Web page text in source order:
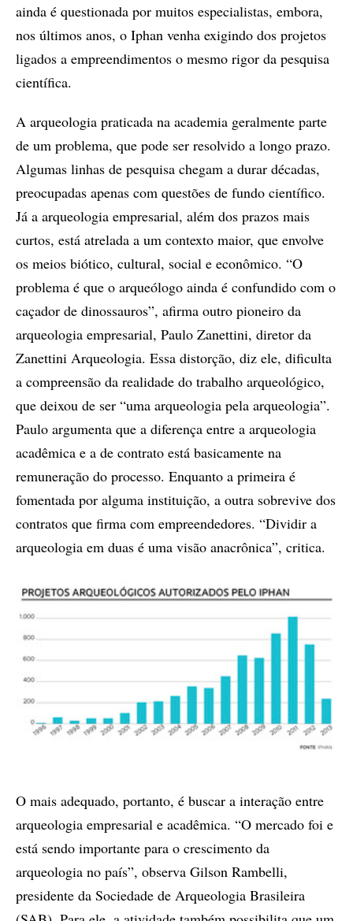
ainda é questionada por muitos especialistas, embora,
nos últimos anos, o Iphan venha exigindo dos projetos
ligados a empreendimentos o mesmo rigor da pesquisa
científica.
A arqueologia praticada na academia geralmente parte
de um problema, que pode ser resolvido a longo prazo.
Algumas linhas de pesquisa chegam a durar décadas,
preocupadas apenas com questões de fundo científico.
Já a arqueologia empresarial, além dos prazos mais
curtos, está atrelada a um contexto maior, que envolve
os meios biótico, cultural, social e econômico. “O
problema é que o arqueólogo ainda é confundido com o
caçador de dinossauros”, afirma outro pioneiro da
arqueologia empresarial, Paulo Zanettini, diretor da
Zanettini Arqueologia. Essa distorção, diz ele, dificulta
a compreensão da realidade do trabalho arqueológico,
que deixou de ser “uma arqueologia pela arqueologia”.
Paulo argumenta que a diferença entre a arqueologia
acadêmica e a de contrato está basicamente na
remuneração do processo. Enquanto a primeira é
fomentada por alguma instituição, a outra sobrevive dos
contratos que firma com empreendedores. “Dividir a
arqueologia em duas é uma visão anacrônica”, critica.
O mais adequado, portanto, é buscar a interação entre
arqueologia empresarial e acadêmica. “O mercado foi e
está sendo importante para o crescimento da
arqueologia no país”, observa Gilson Rambelli,
presidente da Sociedade de Arqueologia Brasileira